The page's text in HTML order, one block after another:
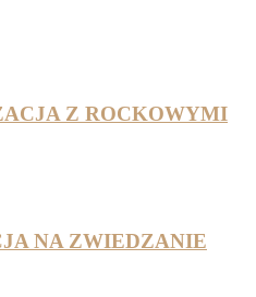
Z ROCKOWYMI
NA ZWIEDZANIE